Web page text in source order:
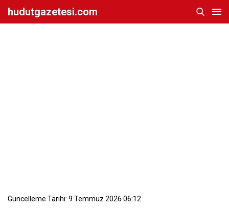
hudutgazetesi.com
Güncelleme Tarihi: 9 Temmuz 2026 06:12